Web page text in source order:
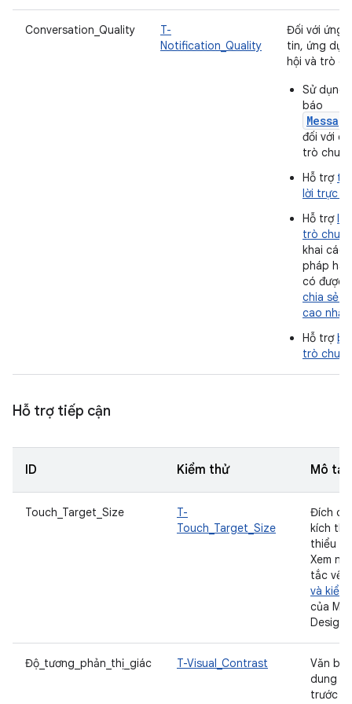
Conversation_Quality
T-
Notification_Quality
Đối với ứng
tin, ứng
hội và trò
Sử dụng
báo
đối với
trò
Hỗ trợ
lời trực
Hỗ trợlối
trò
khai các
pháp
có được
chia sẻ
cao nhất
Hỗ trợ
trò
Hỗ trợ tiếp cận
ID Kiểm thử Mô tả
Touch_Target_Size
T-
Touch_Target_Size
Đích
kích
thiểu là
Xem
tắc về
và kiểu
của
Design.
Độ_tương_phản_thị_giác T-Visual_Contrast
Văn
dung
trước